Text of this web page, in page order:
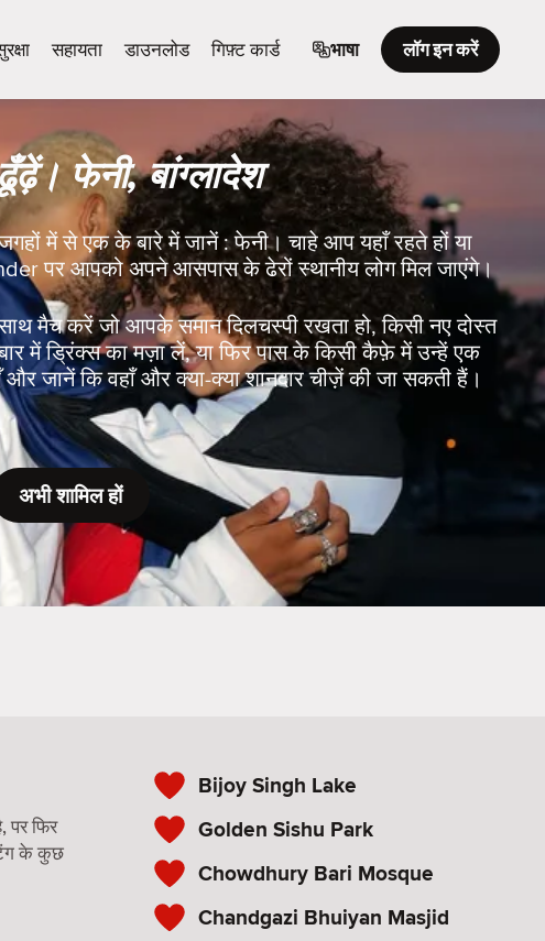
सहायता डाउनलोड गिफ़्ट कार्ड भाषा लॉग इन करें
फेनी, बांग्लादेश
में से एक के बारे में जानें : फेनी। चाहे आप यहाँ रहते हों या
पर आपको अपने आसपास के ढेरों स्थानीय लोग मिल जाएंगे।
मैच करें जो आपके समान दिलचस्पी रखता हो, किसी नए दोस्त
में ड्रिंक्स का मज़ा लें, या फिर पास के किसी कैफ़े में उन्हें एक
जानें कि वहाँ और क्या-क्या शानदार चीज़ें की जा सकती हैं।
अभी शामिल हों
फिर
के कुछ
Bijoy Singh Lake
Golden Sishu Park
Chowdhury Bari Mosque
Chandgazi Bhuiyan Masjid